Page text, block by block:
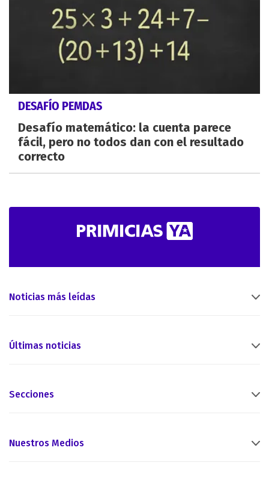
DESAFÍO PEMDAS
Desafío matemático: la cuenta parece
fácil, pero no todos dan con el resultado
correcto
Noticias más leídas
Últimas noticias
Secciones
Nuestros Medios